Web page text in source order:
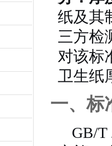
纸及其
三方检
对该标
卫生纸
一、标
GB/T